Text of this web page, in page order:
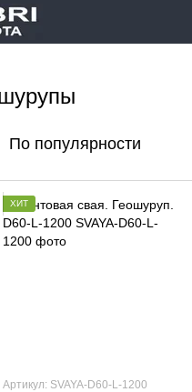
По популярности
ХИТ
Артикул: SVAYA-D60-L-1200